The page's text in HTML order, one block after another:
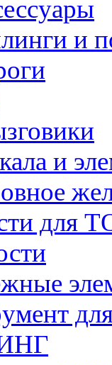
и
и
для